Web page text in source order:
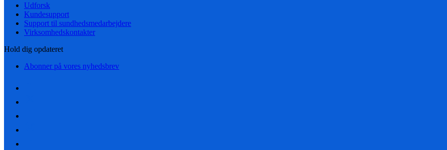
Udforsk
Kundesupport
Support til sundhedsmedarbejdere
Virksomhedskontakter
Hold dig opdateret
Abonner på vores nyhedsbrev